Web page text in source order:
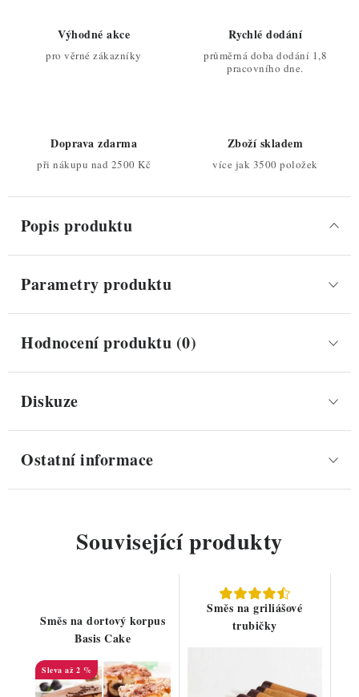
Výhodné akce
pro věrné zákazníky
Rychlé dodání
průměrná doba dodání 1,8
pracovního dne.
Doprava zdarma
při nákupu nad 2500 Kč
Zboží skladem
více jak 3500 položek
Popis produktu
Parametry produktu
Hodnocení produktu (0)
Diskuze
Ostatní informace
Související produkty
Směs na dortový korpus
Basis Cake
až 2 %
Směs na griliášové
trubičky